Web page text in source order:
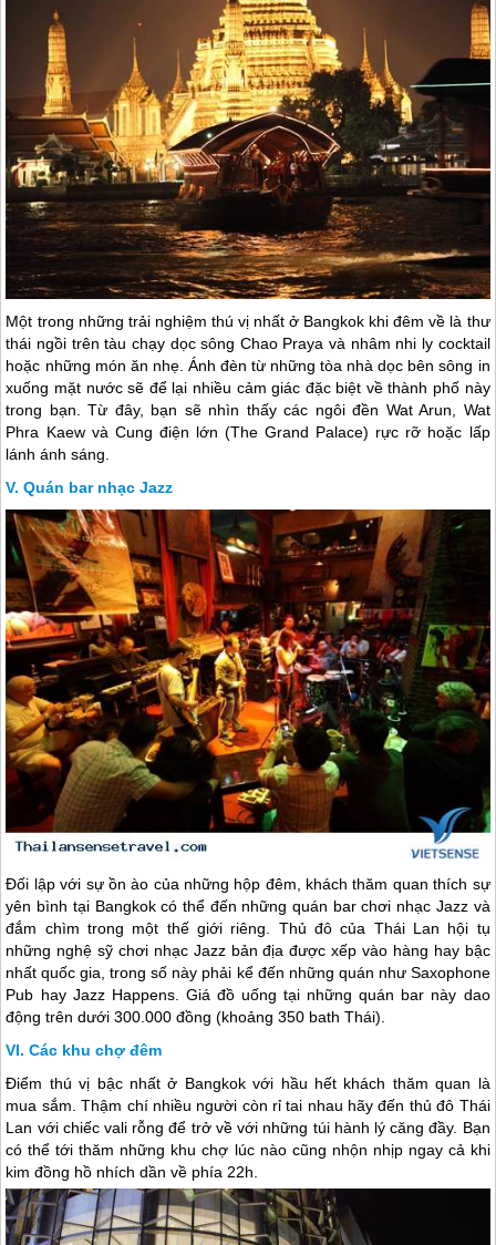
Một trong những trải nghiệm thú vị nhất ở Bangkok khi đêm về là thư
thái ngồi trên tàu chạy dọc sông Chao Praya và nhâm nhi ly cocktail
hoặc những món ăn nhẹ. Ánh đèn từ những tòa nhà dọc bên sông in
xuống mặt nước sẽ để lại nhiều cảm giác đặc biệt về thành phố này
trong bạn. Từ đây, bạn sẽ nhìn thấy các ngôi đền Wat Arun, Wat
Phra Kaew và Cung điện lớn (The Grand Palace) rực rỡ hoặc lấp
lánh ánh sáng.
Quán bar nhạc Jazz
Đối lập với sự ồn ào của những hộp đêm, khách thăm quan thích sự
yên bình tại Bangkok có thể đến những quán bar chơi nhạc Jazz và
đắm chìm trong một thế giới riêng. Thủ đô của Thái Lan hội tụ
những nghệ sỹ chơi nhạc Jazz bản địa được xếp vào hàng hay bậc
nhất quốc gia, trong số này phải kể đến những quán như Saxophone
Pub hay Jazz Happens. Giá đồ uống tại những quán bar này dao
động trên dưới 300.000 đồng (khoảng 350 bath Thái).
Các khu chợ đêm
Điểm thú vị bậc nhất ở Bangkok với hầu hết khách thăm quan là
mua sắm. Thậm chí nhiều người còn rỉ tai nhau hãy đến thủ đô Thái
Lan với chiếc vali rỗng để trở về với những túi hành lý căng đầy. Bạn
có thể tới thăm những khu chợ lúc nào cũng nhộn nhịp ngay cả khi
kim đồng hồ nhích dần về phía 22h.